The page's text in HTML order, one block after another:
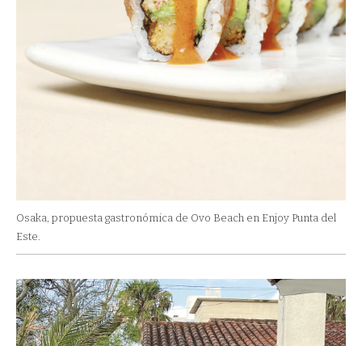
Osaka, propuesta gastronómica de Ovo Beach en Enjoy Punta del
Este.